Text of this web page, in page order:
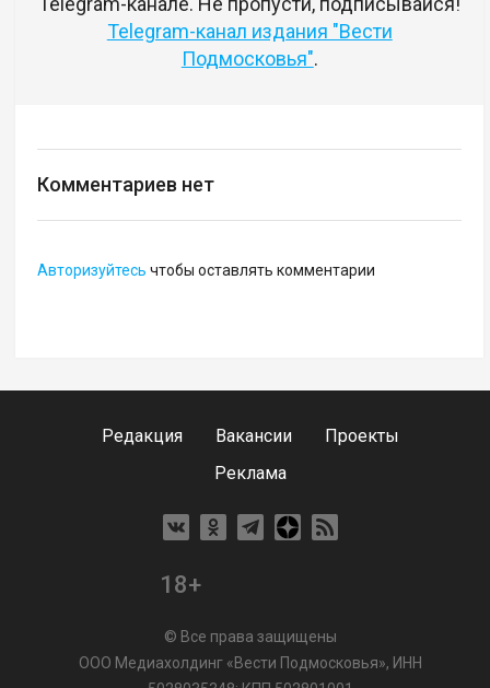
Telegram-канал издания "Вести
Подмосковья".
Комментариев нет
Авторизуйтесь чтобы оставлять комментарии
Редакция Вакансии
Проекты
Реклама
18+
© Все права защищены
ООО Медиахолдинг «Вести Подмосковья», ИНН